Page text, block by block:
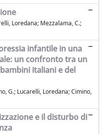
Loredana; Mezzalama, C.;
infantile in una
un confronto tra un
italiani e del
G.; Lucarelli, Loredana; Cimino,
e il disturbo di